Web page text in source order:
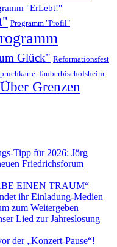
"ErLebt!"
Programm "Profil"
Glück" Reformationsfest
Tauberbischofsheim
Über Grenzen
Tipp für 2026: Jörg
Friedrichsforum
EINEN TRAUM“
ihr Einladung-Medien
zum Weitergeben
Lied zur Jahreslosung
der „Konzert-Pause“!